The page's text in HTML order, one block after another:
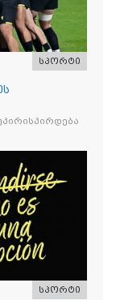
სპორტი
სპორტი